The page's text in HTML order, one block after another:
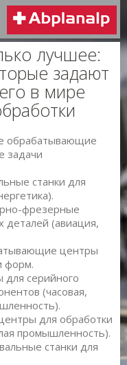
лучшее:
задают
в мире
обрабатывающие
задачи
станки для
фрезерные
(авиация,
центры
форм.
серийного
(часовая,
для обработки
промышленность).
станки для